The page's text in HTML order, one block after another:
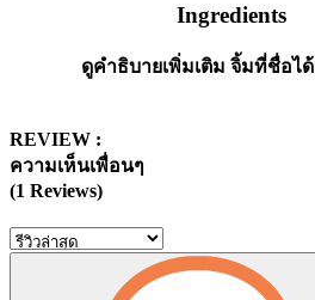
Ingredients
ดูคำธิบายเพิ่มเติม จิ้มที่ชื่อได้
REVIEW :
ความเห็นเพื่อนๆ
(1 Reviews)